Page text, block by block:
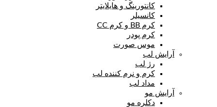
کانتورینگ و هایلایتر
کانسیلر
کرم BB و کرم CC
کرم پودر
موس صورت
آرایش لب
رژ لب
کرم و نرم کننده لب
مداد لب
آرایش مو
دکلره مو